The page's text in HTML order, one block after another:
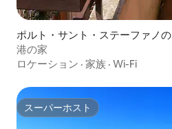
ポルト・サント・ステーファノ
ム
港の家
ロケーション · 家族 · Wi-Fi
スーパーホスト
スーパーホスト